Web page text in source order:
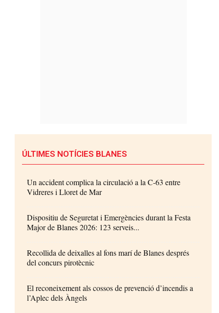
ÚLTIMES NOTÍCIES BLANES
Un accident complica la circulació a la C-63 entre
Vidreres i Lloret de Mar
Dispositiu de Seguretat i Emergències durant la Festa
Major de Blanes 2026: 123 serveis...
Recollida de deixalles al fons marí de Blanes després
del concurs pirotècnic
El reconeixement als cossos de prevenció d’incendis a
l’Aplec dels Àngels